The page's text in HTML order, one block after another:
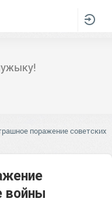
поражение советских
войны